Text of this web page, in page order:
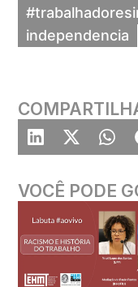
independencia
VOCÊ PODE